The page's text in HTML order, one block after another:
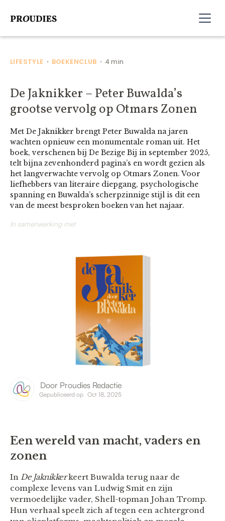
LIFESTYLE • BOEKENCLUB • 4 min
De Jaknikker – Peter Buwalda’s
grootse vervolg op Otmars Zonen
Met De Jaknikker brengt Peter Buwalda na jaren
wachten opnieuw een monumentale roman uit. Het
boek, verschenen bij De Bezige Bij in september 2025,
telt bijna zevenhonderd pagina’s en wordt gezien als
het langverwachte vervolg op Otmars Zonen. Voor
liefhebbers van literaire diepgang, psychologische
spanning en Buwalda’s scherpzinnige stijl is dit een
van de meest besproken boeken van het najaar.
In samenwerking met
Door Proudies Redactie
Gepubliceerd op Oct 18, 2025
Een wereld van macht, vaders en
zonen
In De Jaknikkerkeert Buwalda terug naar de
complexe levens van Ludwig Smit en zijn
vermoedelijke vader, Shell-topman Johan Tromp.
Hun verhaal speelt zich af tegen een achtergrond